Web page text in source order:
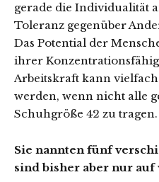
gerade die Individualität
Toleranz gegenüber
Das Potential der
ihrer
Arbeitskraft kann vielfach
werden, wenn nicht alle
Schuhgröße 42 zu tragen.
Sie nannten fünf
sind bisher aber nur